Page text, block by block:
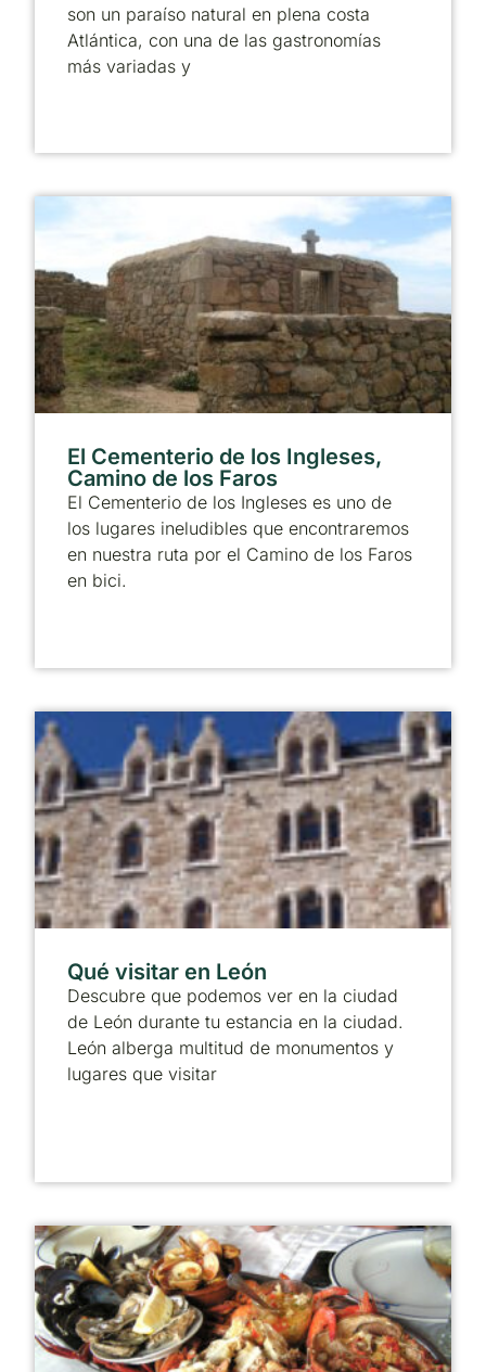
son un paraíso natural en plena costa
Atlántica, con una de las gastronomías
más variadas y
El Cementerio de los Ingleses,
Camino de los Faros
El Cementerio de los Ingleses es uno de
los lugares ineludibles que encontraremos
en nuestra ruta por el Camino de los Faros
en bici.
Qué visitar en León
Descubre que podemos ver en la ciudad
de León durante tu estancia en la ciudad.
León alberga multitud de monumentos y
lugares que visitar